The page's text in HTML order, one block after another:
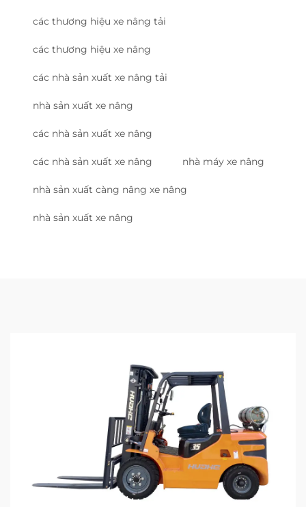
các thương hiệu xe nâng tải
các thương hiệu xe nâng
các nhà sản xuất xe nâng tải
nhà sản xuất xe nâng
các nhà sản xuất xe nâng
các nhà sản xuất xe nâng nhà máy xe nâng
nhà sản xuất càng nâng xe nâng
nhà sản xuất xe nâng